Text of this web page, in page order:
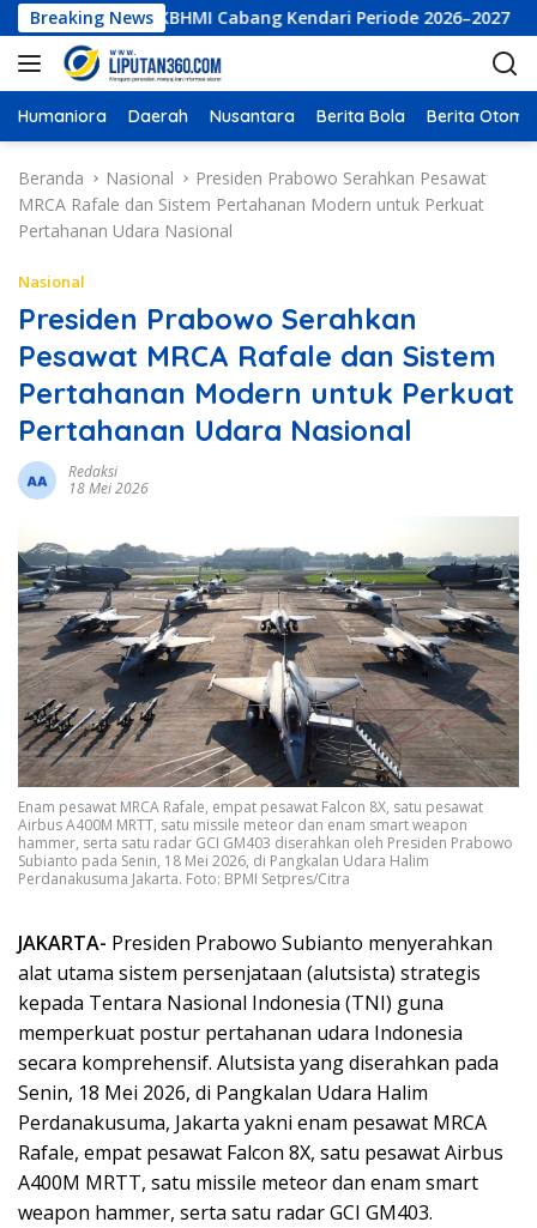
a
g
u
Breaking News
LKBHMI Cabang Kendari Periode 2026–2027
Humaniora Daerah Nusantara Berita Bola Berita
Beranda Nasional
Presiden Prabowo Serahkan Pesawat
MRCA Rafale dan Sistem Pertahanan Modern untuk Perkuat
Pertahanan Udara Nasional
Nasional
Presiden Prabowo Serahkan
Pesawat MRCA Rafale dan Sistem
Pertahanan Modern untuk Perkuat
Pertahanan Udara Nasional
Redaksi
18 Mei 2026
Enam pesawat MRCA Rafale, empat pesawat Falcon 8X, satu pesawat
Airbus A400M MRTT, satu missile meteor dan enam smart weapon
hammer, serta satu radar GCI GM403 diserahkan oleh Presiden Prabowo
Subianto pada Senin, 18 Mei 2026, di Pangkalan Udara Halim
Perdanakusuma Jakarta. Foto: BPMI Setpres/Citra
JAKARTA- Presiden Prabowo Subianto menyerahkan
alat utama sistem persenjataan (alutsista) strategis
kepada Tentara Nasional Indonesia (TNI) guna
memperkuat postur pertahanan udara Indonesia
secara komprehensif. Alutsista yang diserahkan pada
Senin, 18 Mei 2026, di Pangkalan Udara Halim
Perdanakusuma, Jakarta yakni enam pesawat MRCA
Rafale, empat pesawat Falcon 8X, satu pesawat Airbus
A400M MRTT, satu missile meteor dan enam smart
weapon hammer, serta satu radar GCI GM403.